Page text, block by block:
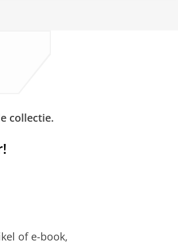
collectie.
of e-book,